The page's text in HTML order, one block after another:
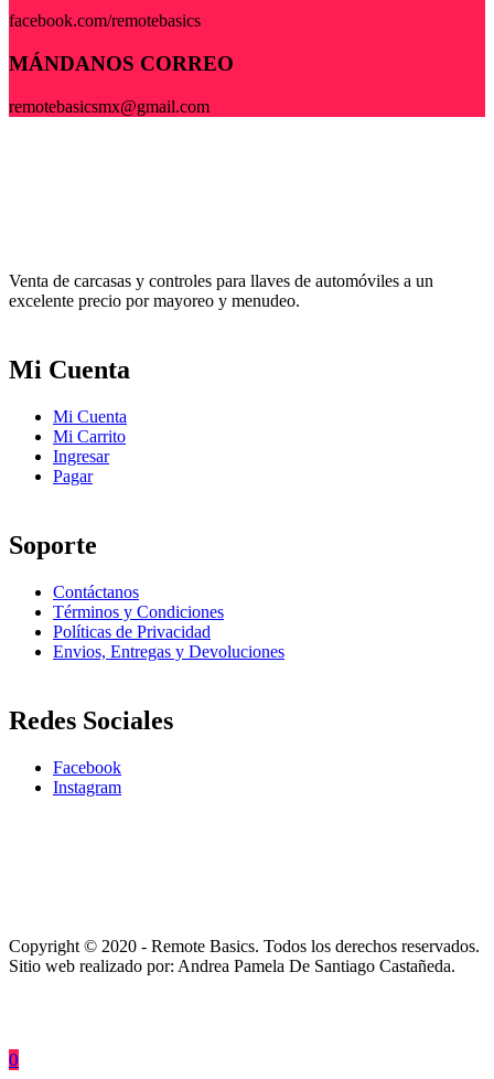
facebook.com/remotebasics
MÁNDANOS CORREO
remotebasicsmx@gmail.com
Venta de carcasas y controles para llaves de automóviles a un
excelente precio por mayoreo y menudeo.
Mi Cuenta
Mi Cuenta
Mi Carrito
Ingresar
Pagar
Soporte
Contáctanos
Términos y Condiciones
Políticas de Privacidad
Envios, Entregas y Devoluciones
Redes Sociales
Facebook
Instagram
Copyright © 2020 - Remote Basics. Todos los derechos reservados.
Sitio web realizado por: Andrea Pamela De Santiago Castañeda.
0